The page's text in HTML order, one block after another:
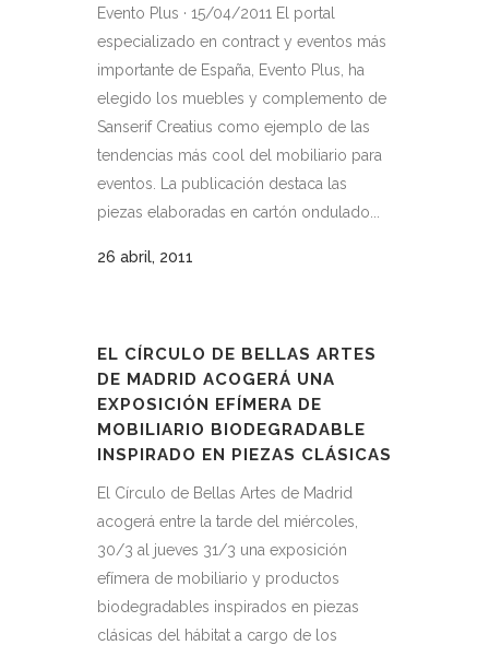
Evento Plus · 15/04/2011 El portal
especializado en contract y eventos más
importante de España, Evento Plus, ha
elegido los muebles y complemento de
Sanserif Creatius como ejemplo de las
tendencias más cool del mobiliario para
eventos. La publicación destaca las
piezas elaboradas en cartón ondulado...
26 abril, 2011
EL CÍRCULO DE BELLAS ARTES
DE MADRID ACOGERÁ UNA
EXPOSICIÓN EFÍMERA DE
MOBILIARIO BIODEGRADABLE
INSPIRADO EN PIEZAS CLÁSICAS
El Círculo de Bellas Artes de Madrid
acogerá entre la tarde del miércoles,
30/3 al jueves 31/3 una exposición
efímera de mobiliario y productos
biodegradables inspirados en piezas
clásicas del hábitat a cargo de los